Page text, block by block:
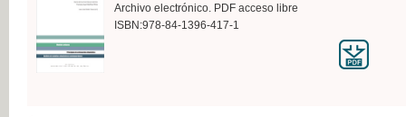
Archivo electrónico. PDF acceso libre
ISBN:978-84-1396-417-1